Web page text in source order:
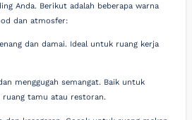
Anda. Berikut adalah beberapa warna
dan atmosfer:
dan damai. Ideal untuk ruang kerja
menggugah semangat. Baik untuk
ruang tamu atau restoran.